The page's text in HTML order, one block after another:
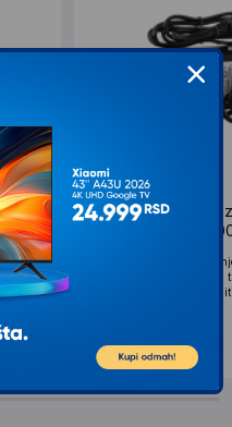
SHENZHEN Punjač
trotinete
Automatski punjač
kompatibilnim električnim
dopunjavanje litijum jon/